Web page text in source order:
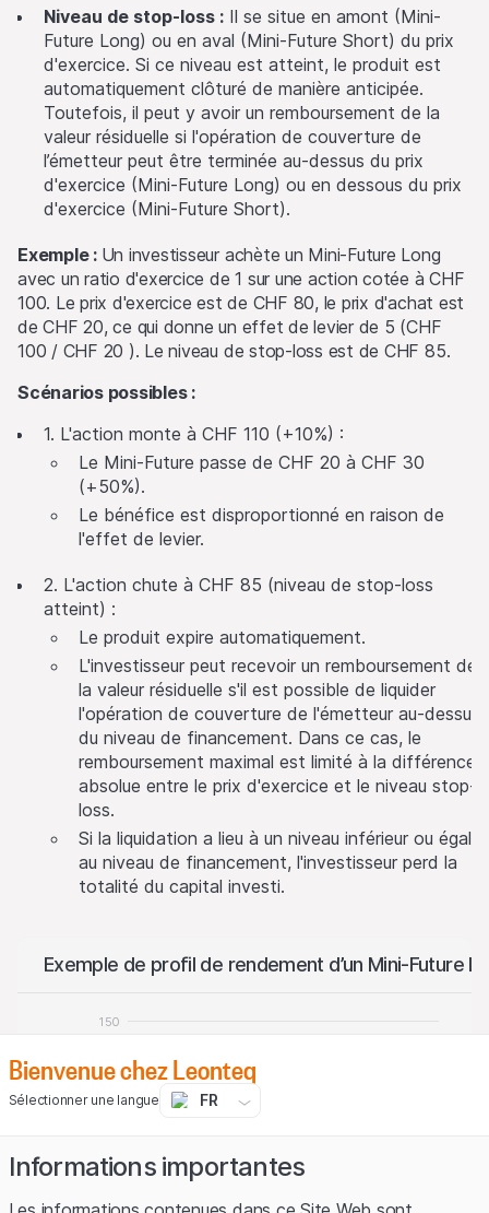
Niveau de stop-loss : Il se situe en amont (Mini-
Future Long) ou en aval (Mini-Future Short) du prix
d'exercice. Si ce niveau est atteint, le produit est
automatiquement clôturé de manière anticipée.
Toutefois, il peut y avoir un remboursement de la
valeur résiduelle si l'opération de couverture de
l’émetteur peut être terminée au-dessus du prix
d'exercice (Mini-Future Long) ou en dessous du prix
d'exercice (Mini-Future Short).
Exemple : Un investisseur achète un Mini-Future Long
avec un ratio d'exercice de 1 sur une action cotée à CHF
100. Le prix d'exercice est de CHF 80, le prix d'achat est
de CHF 20, ce qui donne un effet de levier de 5 (CHF
100 / CHF 20 ). Le niveau de stop-loss est de CHF 85.
Scénarios possibles :
1. L'action monte à CHF 110 (+10%) :
Le Mini-Future passe de CHF 20 à CHF 30
(+50%).
Le bénéfice est disproportionné en raison de
l'effet de levier.
2. L'action chute à CHF 85 (niveau de stop-loss
atteint) :
Le produit expire automatiquement.
L'investisseur peut recevoir un remboursement de
la valeur résiduelle s'il est possible de liquider
l'opération de couverture de l'émetteur au-dessus
du niveau de financement. Dans ce cas, le
remboursement maximal est limité à la différence
absolue entre le prix d'exercice et le niveau stop-
loss.
Si la liquidation a lieu à un niveau inférieur ou égal
au niveau de financement, l'investisseur perd la
totalité du capital investi.
Exemple de profil de rendement d’un Mini-Future
Profit / Perte
100
150
Bienvenue chez Leonteq
Sélectionner une langue FR
Informations importantes